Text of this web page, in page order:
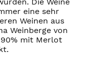
Die Weine
eine sehr
Weinen aus
Weinberge von
mit Merlot